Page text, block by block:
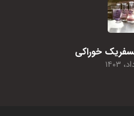
خوراکی